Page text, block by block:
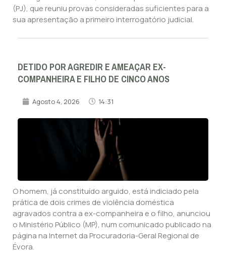
(PJ), que reuniu provas consideradas suficientes para a
sua apresentação a primeiro interrogatório judicial.
DETIDO POR AGREDIR E AMEAÇAR EX-
COMPANHEIRA E FILHO DE CINCO ANOS
Agosto 4, 2026 14:31
O homem, já constituído arguido, está indiciado pela
prática de dois crimes de violência doméstica
agravados contra a ex-companheira e o filho, anunciou
o Ministério Público (MP), num comunicado publicado na
página na Internet da Procuradoria-Geral Regional de
Évora.